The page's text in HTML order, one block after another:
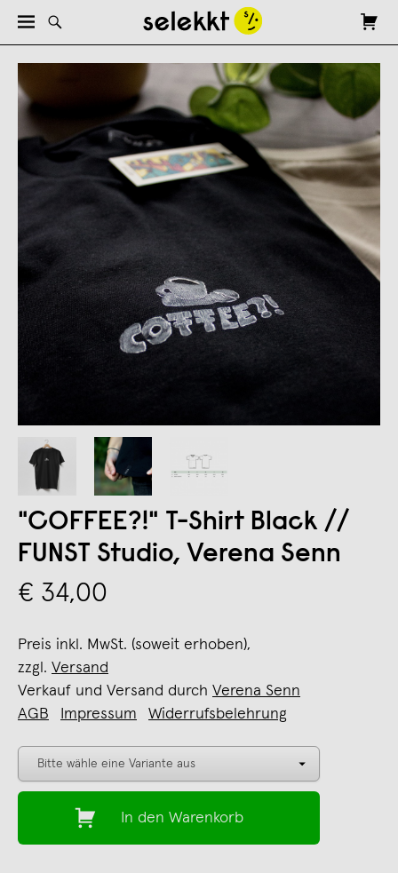
"COFFEE?!" T-Shirt Black //
FUNST Studio, Verena Senn
€ 34,00
Preis inkl. MwSt. (soweit erhoben),
zzgl. Versand
Verkauf und Versand durch Verena Senn
AGB
Impressum Widerrufsbelehrung
In den Warenkorb